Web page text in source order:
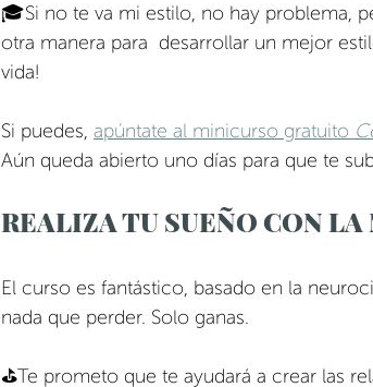
🎓Si no te va mi estilo, no hay problema,
otra manera para  desarrollar un mejor
vida!
Si puedes, apúntate al minicurso gratuito
Aún queda abierto uno días para que te
REALIZA TU SUEÑO CON
El curso es fantástico, basado en la
nada que perder. Solo ganas.
⛳Te prometo que te ayudará a crear las